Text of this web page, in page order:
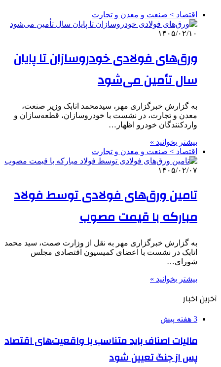
اقتصاد > صنعت و معدن و تجارت
۱۴۰۵/۰۲/۱۰
ورق‌های فولادی خودروسازان تا پایان
سال تأمین می‌شود
به گزارش خبرگزاری مهر، سیدمحمد اتابک وزیر صنعت،
معدن و تجارت، در نشست با خودروسازان، قطعه‌سازان و
واردکنندگان خودرو اظهار…
بیشتر بخوانید »
اقتصاد > صنعت و معدن و تجارت
۱۴۰۵/۰۲/۰۷
تامین ورق‌های فولادی توسط فولاد
مبارکه با قیمت مصوب
به گزارش خبرگزاری مهر به نقل از وزارت صمت، سید محمد
اتابک در نشست با اعضای کمیسیون اقتصادی مجلس
شورای…
بیشتر بخوانید »
آخرین اخبار
3 هفته پیش
مالیات اصناف باید متناسب با واقعیت‌های اقتصاد
پس از جنگ تعیین شود